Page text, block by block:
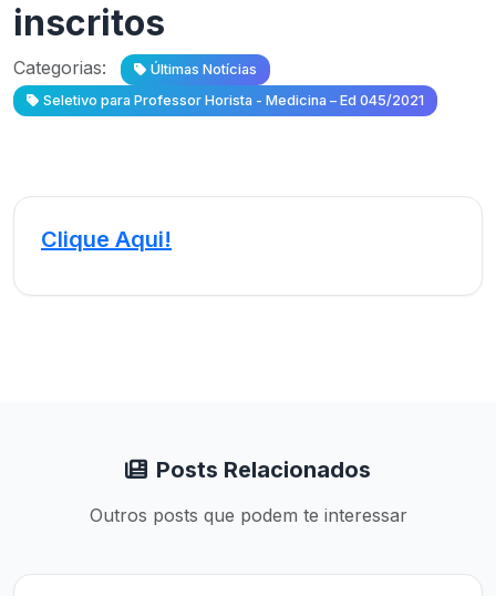
inscritos
Categorias:
Últimas Notícias
Seletivo para Professor Horista - Medicina – Ed 045/2021
Clique Aqui!
Posts Relacionados
Outros posts que podem te interessar